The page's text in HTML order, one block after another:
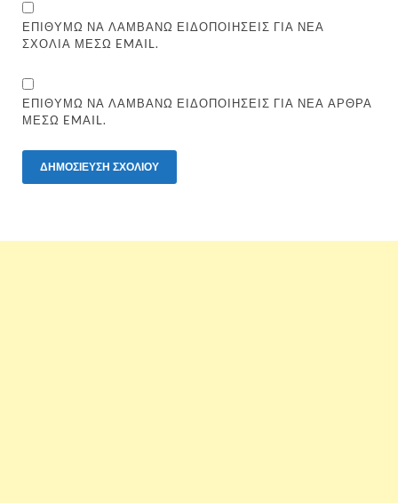
ΕΠΙΘΥΜΏ ΝΑ ΛΑΜΒΆΝΩ ΕΙΔΟΠΟΙΉΣΕΙΣ ΓΙΑ ΝΈΑ
ΣΧΌΛΙΑ ΜΈΣΩ EMAIL.
ΕΠΙΘΥΜΏ ΝΑ ΛΑΜΒΆΝΩ ΕΙΔΟΠΟΙΉΣΕΙΣ ΓΙΑ ΝΈΑ ΆΡΘΡΑ
ΜΈΣΩ EMAIL.